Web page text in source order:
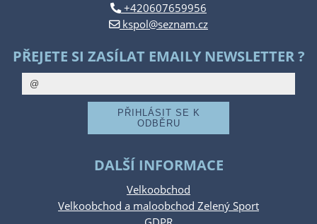
+420607659956
kspol@seznam.cz
PŘEJETE SI ZASÍLAT EMAILY NEWSLETTER ?
DALŠÍ INFORMACE
Velkoobchod
Velkoobchod a maloobchod Zelený Sport